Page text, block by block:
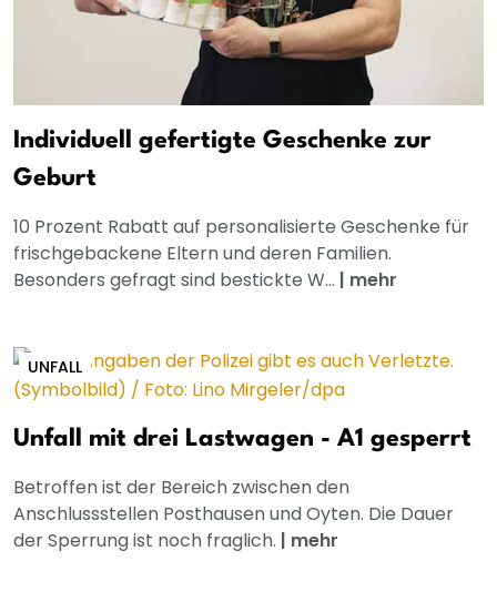
Individuell gefertigte Geschenke zur
Geburt
10 Prozent Rabatt auf personalisierte Geschenke für
frischgebackene Eltern und deren Familien.
Besonders gefragt sind bestickte W... | mehr
UNFALL
Unfall mit drei Lastwagen - A1 gesperrt
Betroffen ist der Bereich zwischen den
Anschlussstellen Posthausen und Oyten. Die Dauer
der Sperrung ist noch fraglich. | mehr